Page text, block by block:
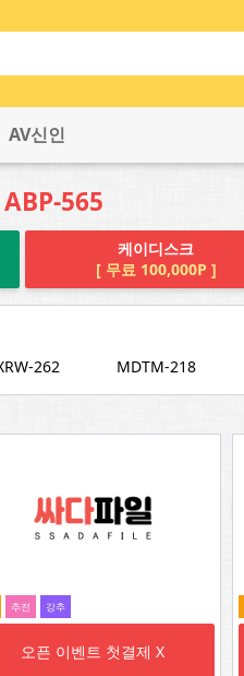
AV신인
ABP-565
케이디스크
[ 무료 100,000P ]
262 MDTM-218
추전 강추
오픈 이벤트 첫결제 X